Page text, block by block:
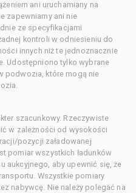
ani uruchamiany na
zapewniamy ani nie
ze specyfikacjami
kontroli w odniesieniu do
innych niż te jednoznacznie
Udostępniono tylko wybrane
podwozia, które mogą nie
szacunkowy. Rzeczywiste
w zależności od wysokości
pozycji załadowanej
pomiar wszystkich ładunków
aukcyjnego, aby upewnić się, że
Wszystkie pomiary
nabywcę. Nie należy polegać na